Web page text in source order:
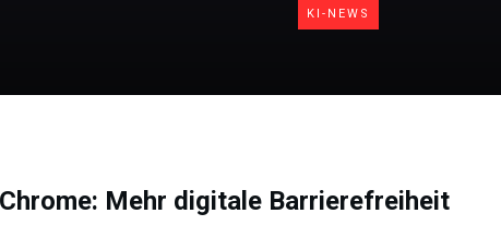
KI-NEWS
Mehr digitale Barrierefreiheit